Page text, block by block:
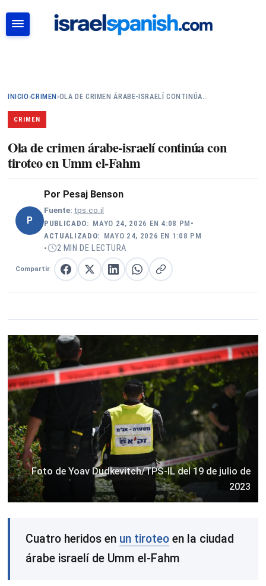
INICIO›CRIMEN›OLA DE CRIMEN ÁRABE-ISRAELÍ CONTINÚA…
CRIMEN
Ola de crimen árabe-israelí continúa con
tiroteo en Umm el-Fahm
P
Por Pesaj Benson
Fuente: tps.co.il
PUBLICADO: MAYO 24, 2026 EN 4:08 PM •
ACTUALIZADO: MAYO 24, 2026 EN 1:08 PM
•
2 MIN DE LECTURA
Compartir Compartir en Facebook
Compartir en X
Compartir en LinkedIn
Compartir en WhatsApp
Copiar enlace
Foto de Yoav Dudkevitch/TPS-IL del 19 de julio de
2023
Cuatro heridos en un tiroteo en la ciudad
árabe israelí de Umm el-Fahm